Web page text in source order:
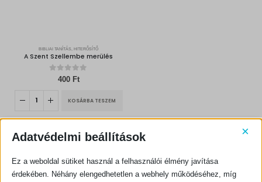
BIBLIAI TANÍTÁS, HITERŐSÍTŐ
A Szent Szellembe merülés
out of 5
400 Ft
KOSÁRBA TESZEM
Adatvédelmi beállítások ×
Ez a weboldal sütiket használ a felhasználói élmény javítása
érdekében. Néhány elengedhetetlen a webhely működéséhez, míg